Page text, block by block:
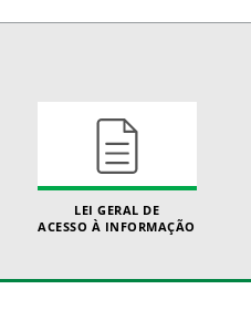
LEI GERAL DE
ACESSO À INFORMAÇÃO